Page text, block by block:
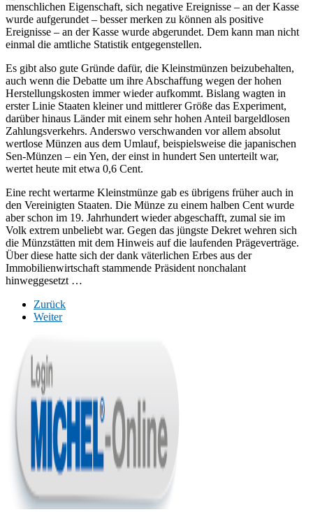
menschlichen Eigenschaft, sich negative Ereignisse – an der Kasse
wurde aufgerundet – besser merken zu können als positive
Ereignisse – an der Kasse wurde abgerundet. Dem kann man nicht
einmal die amtliche Statistik entgegenstellen.
Es gibt also gute Gründe dafür, die Kleinstmünzen beizubehalten,
auch wenn die Debatte um ihre Abschaffung wegen der hohen
Herstellungskosten immer wieder aufkommt. Bislang wagten in
erster Linie Staaten kleiner und mittlerer Größe das Experiment,
darüber hinaus Länder mit einem sehr hohen Anteil bargeldlosen
Zahlungsverkehrs. Anderswo verschwanden vor allem absolut
wertlose Münzen aus dem Umlauf, beispielsweise die japanischen
Sen-Münzen – ein Yen, der einst in hundert Sen unterteilt war,
wertet heute mit etwa 0,6 Cent.
Eine recht wertarme Kleinstmünze gab es übrigens früher auch in
den Vereinigten Staaten. Die Münze zu einem halben Cent wurde
aber schon im 19. Jahrhundert wieder abgeschafft, zumal sie im
Volk extrem unbeliebt war. Gegen das jüngste Dekret wehren sich
die Münzstätten mit dem Hinweis auf die laufenden Prägeverträge.
Über diese hatte sich der dank väterlichen Erbes aus der
Immobilienwirtschaft stammende Präsident nonchalant
hinweggesetzt …
Zurück
Weiter